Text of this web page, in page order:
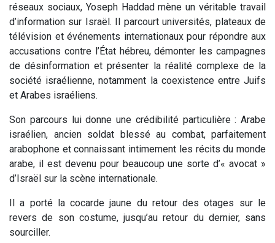
réseaux sociaux, Yoseph Haddad mène un véritable travail
d’information sur Israël. Il parcourt universités, plateaux de
télévision et événements internationaux pour répondre aux
accusations contre l’État hébreu, démonter les campagnes
de désinformation et présenter la réalité complexe de la
société israélienne, notamment la coexistence entre Juifs
et Arabes israéliens.
Son parcours lui donne une crédibilité particulière : Arabe
israélien, ancien soldat blessé au combat, parfaitement
arabophone et connaissant intimement les récits du monde
arabe, il est devenu pour beaucoup une sorte d’« avocat »
d’Israël sur la scène internationale.
Il a porté la cocarde jaune du retour des otages sur le
revers de son costume, jusqu’au retour du dernier, sans
sourciller.